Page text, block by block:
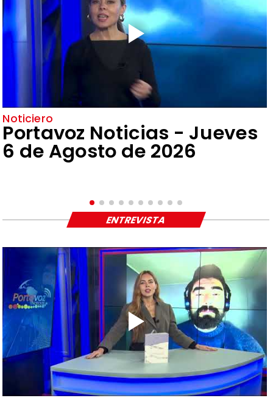
Noticiero
Portavoz Noticias - Jueves
6 de Agosto de 2026
ENTREVISTA